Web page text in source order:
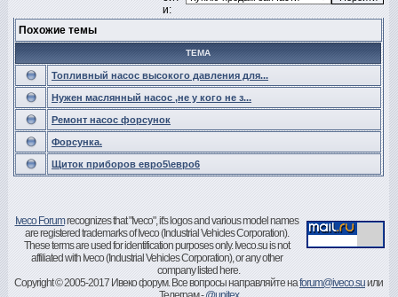
и:
Похожие темы
ТЕМА
Топливный насос высокого давления для...
Нужен маслянный насос ,не у кого не з...
Ремонт насос форсунок
Форсунка.
Щиток приборов евро5\евро6
Iveco Forumrecognizes that "Iveco", it's logos and various model names
are registered trademarks of Iveco (Industrial Vehicles Corporation).
These terms are used for identification purposes only. Iveco.su is not
affiliated with Iveco (Industrial Vehicles Corporation), or any other
company listed here.
Copyright © 2005-2017 Ивеко форум. Все вопросы направляйте наforum@iveco.suили